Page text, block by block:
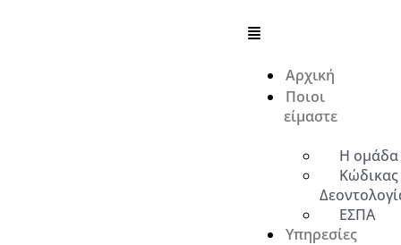
Αρχική
Ποιοι
είμαστε
Η ομάδα
Κώδικας
ΕΣΠΑ
Υπηρεσίες